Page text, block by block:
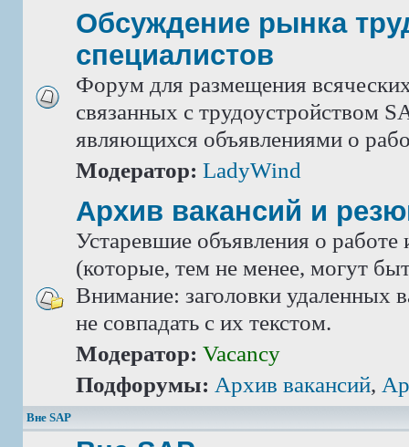
Обсуждение рынка
специалистов
Форум для размещения
связанных с трудоустройством
являющихся объявлениями о
Модератор: LadyWind
Архив вакансий и
Устаревшие объявления о работе
(которые, тем не менее, могут
Внимание: заголовки удаленных
не совпадать с их текстом.
Модератор: Vacancy
Подфорумы: Архив вакансий,
Вне SAP